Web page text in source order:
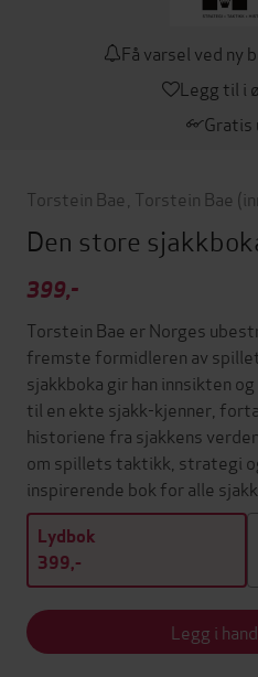
Få varsel ved ny
Legg til i
Gratis
Torstein Bae Torstein Bae
Den store
399,-
Torstein Bae er Norges
fremste formidleren av
sjakkboka gir han innsikten
til en ekte sjakk-kjenner,
historiene fra sjakkens
om spillets taktikk, strategi
inspirerende bok for alle
Lydbok
399,-
Legg i